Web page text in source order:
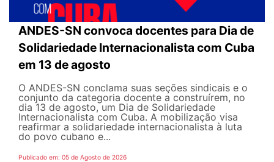
ANDES-SN convoca docentes para Dia de
Solidariedade Internacionalista com Cuba
em 13 de agosto
O ANDES-SN conclama suas seções sindicais e o
conjunto da categoria docente a construírem, no
dia 13 de agosto, um Dia de Solidariedade
Internacionalista com Cuba. A mobilização visa
reafirmar a solidariedade internacionalista à luta
do povo cubano e...
Publicado em: 05 de Agosto de 2026